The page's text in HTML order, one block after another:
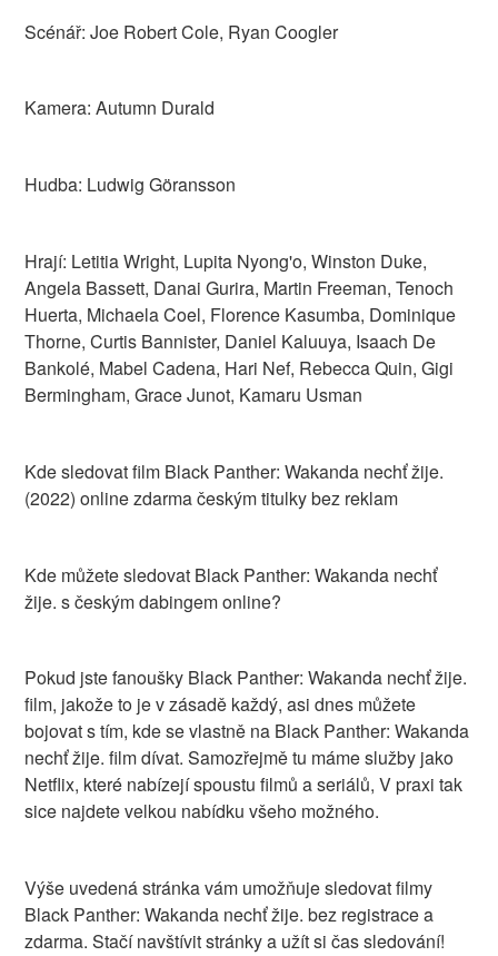
Scénář: Joe Robert Cole, Ryan Coogler
Kamera: Autumn Durald
Hudba: Ludwig Göransson
Hrají: Letitia Wright, Lupita Nyong'o, Winston Duke,
Angela Bassett, Danai Gurira, Martin Freeman, Tenoch
Huerta, Michaela Coel, Florence Kasumba, Dominique
Thorne, Curtis Bannister, Daniel Kaluuya, Isaach De
Bankolé, Mabel Cadena, Hari Nef, Rebecca Quin, Gigi
Bermingham, Grace Junot, Kamaru Usman
Kde sledovat film Black Panther: Wakanda nechť žije.
(2022) online zdarma českým titulky bez reklam
Kde můžete sledovat Black Panther: Wakanda nechť
žije. s českým dabingem online?
Pokud jste fanoušky Black Panther: Wakanda nechť žije.
film, jakože to je v zásadě každý, asi dnes můžete
bojovat s tím, kde se vlastně na Black Panther: Wakanda
nechť žije. film dívat. Samozřejmě tu máme služby jako
Netflix, které nabízejí spoustu filmů a seriálů, V praxi tak
sice najdete velkou nabídku všeho možného.
Výše uvedená stránka vám umožňuje sledovat filmy
Black Panther: Wakanda nechť žije. bez registrace a
zdarma. Stačí navštívit stránky a užít si čas sledování!